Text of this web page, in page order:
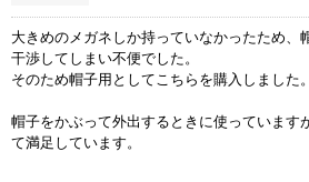
大きめのメガネしか持っていなかったため、
干渉してしまい不便でした。
そのため帽子用としてこちらを購入しました。
帽子をかぶって外出するときに使っています
て満足しています。